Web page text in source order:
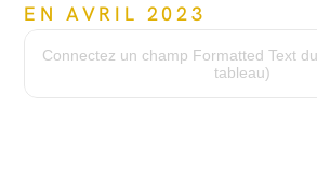
EN AVRIL 2023
PT6A-67P
Heures du moteur :
Connectez un champ Formatted Text
tableau)